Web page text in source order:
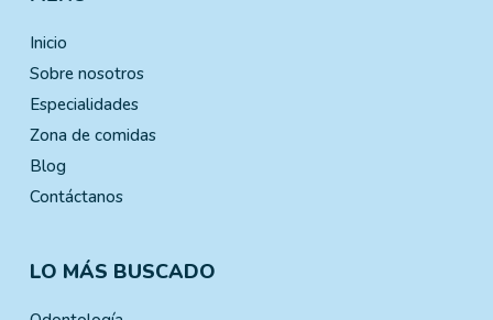
Inicio
Sobre nosotros
Especialidades
Zona de comidas
Blog
Contáctanos
LO MÁS BUSCADO